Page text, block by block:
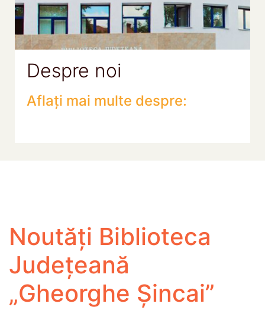
Despre noi
Aflați mai multe despre:
Noutăți Biblioteca
Județeană
„Gheorghe Șincai”